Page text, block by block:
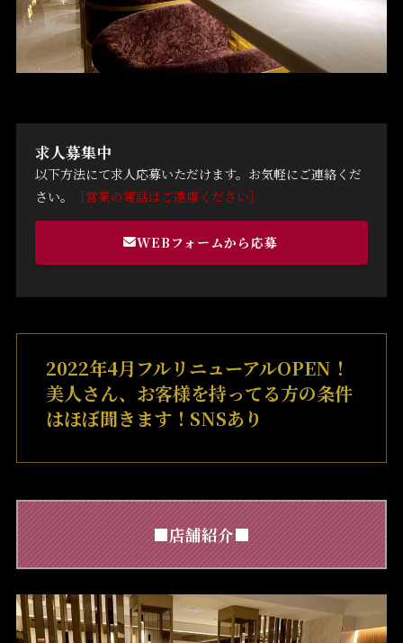
求人募集中
以下方法にて求人応募いただけます。お気軽にご連絡くだ
さい。
［営業の電話はご遠慮ください］
WEBフォームから応募
2022年4月フルリニューアルOPEN！
美人さん、お客様を持ってる方の条件
はほぼ聞きます！SNSあり
■店舗紹介■